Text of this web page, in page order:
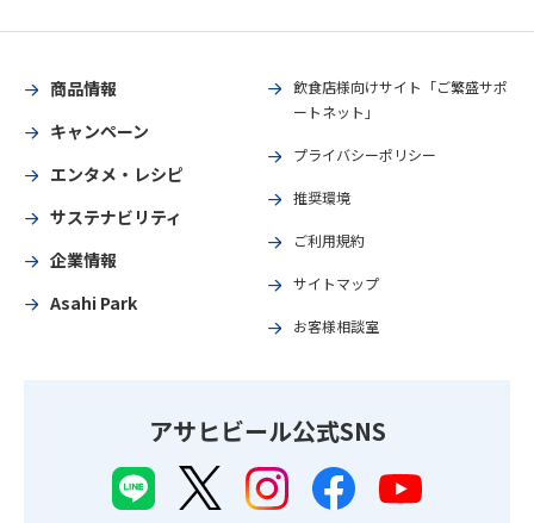
商品情報
キャンペーン
エンタメ・レシピ
サステナビリティ
企業情報
Asahi Park
飲食店様向けサイト「ご繁盛サポ
ートネット」
プライバシーポリシー
推奨環境
ご利用規約
サイトマップ
お客様相談室
アサヒビール公式SNS